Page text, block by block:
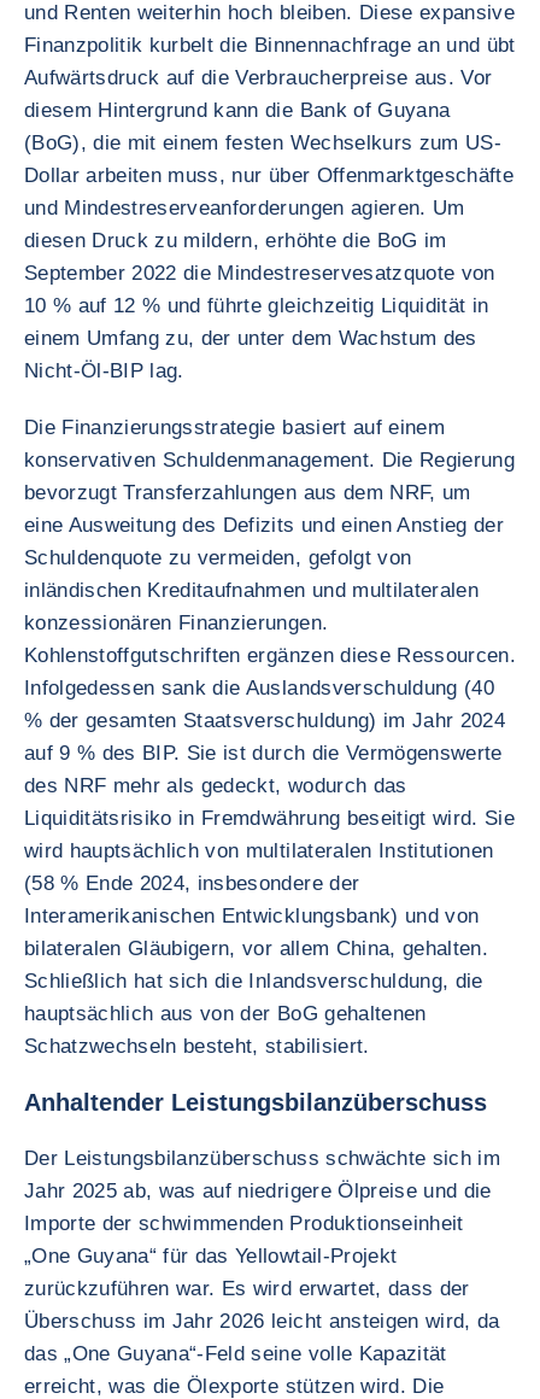
und Renten weiterhin hoch bleiben. Diese expansive
Finanzpolitik kurbelt die Binnennachfrage an und übt
Aufwärtsdruck auf die Verbraucherpreise aus. Vor
diesem Hintergrund kann die Bank of Guyana
(BoG), die mit einem festen Wechselkurs zum US-
Dollar arbeiten muss, nur über Offenmarktgeschäfte
und Mindestreserveanforderungen agieren. Um
diesen Druck zu mildern, erhöhte die BoG im
September 2022 die Mindestreservesatzquote von
10 % auf 12 % und führte gleichzeitig Liquidität in
einem Umfang zu, der unter dem Wachstum des
Nicht-Öl-BIP lag.
Die Finanzierungsstrategie basiert auf einem
konservativen Schuldenmanagement. Die Regierung
bevorzugt Transferzahlungen aus dem NRF, um
eine Ausweitung des Defizits und einen Anstieg der
Schuldenquote zu vermeiden, gefolgt von
inländischen Kreditaufnahmen und multilateralen
konzessionären Finanzierungen.
Kohlenstoffgutschriften ergänzen diese Ressourcen.
Infolgedessen sank die Auslandsverschuldung (40
% der gesamten Staatsverschuldung) im Jahr 2024
auf 9 % des BIP. Sie ist durch die Vermögenswerte
des NRF mehr als gedeckt, wodurch das
Liquiditätsrisiko in Fremdwährung beseitigt wird. Sie
wird hauptsächlich von multilateralen Institutionen
(58 % Ende 2024, insbesondere der
Interamerikanischen Entwicklungsbank) und von
bilateralen Gläubigern, vor allem China, gehalten.
Schließlich hat sich die Inlandsverschuldung, die
hauptsächlich aus von der BoG gehaltenen
Schatzwechseln besteht, stabilisiert.
Anhaltender Leistungsbilanzüberschuss
Der Leistungsbilanzüberschuss schwächte sich im
Jahr 2025 ab, was auf niedrigere Ölpreise und die
Importe der schwimmenden Produktionseinheit
„One Guyana“ für das Yellowtail-Projekt
zurückzuführen war. Es wird erwartet, dass der
Überschuss im Jahr 2026 leicht ansteigen wird, da
das „One Guyana“-Feld seine volle Kapazität
erreicht, was die Ölexporte stützen wird. Die